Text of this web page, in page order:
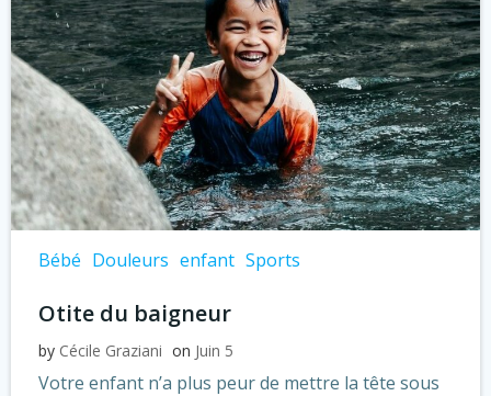
Bébé Douleurs enfant Sports
Otite du baigneur
by Cécile Graziani on Juin 5
Votre enfant n’a plus peur de mettre la tête sous